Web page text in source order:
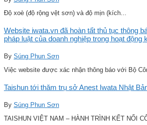
Độ xoè (độ rộng vệt sơn) và độ mịn (kích...
Website iwata.vn đã hoàn tất thủ tục thông
pháp luật của doanh nghiệp trong hoạt động
By Súng Phun Sơn
Việc website được xác nhận thông báo với Bộ
Taishun tới thăm trụ sở Anest Iwata Nhật
By Súng Phun Sơn
TAISHUN VIỆT NAM – HÀNH TRÌNH KẾT NỐI